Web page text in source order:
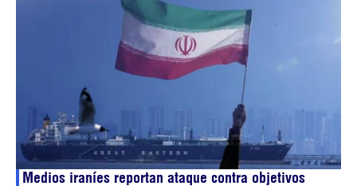
Medios iraníes reportan ataque contra objetivos